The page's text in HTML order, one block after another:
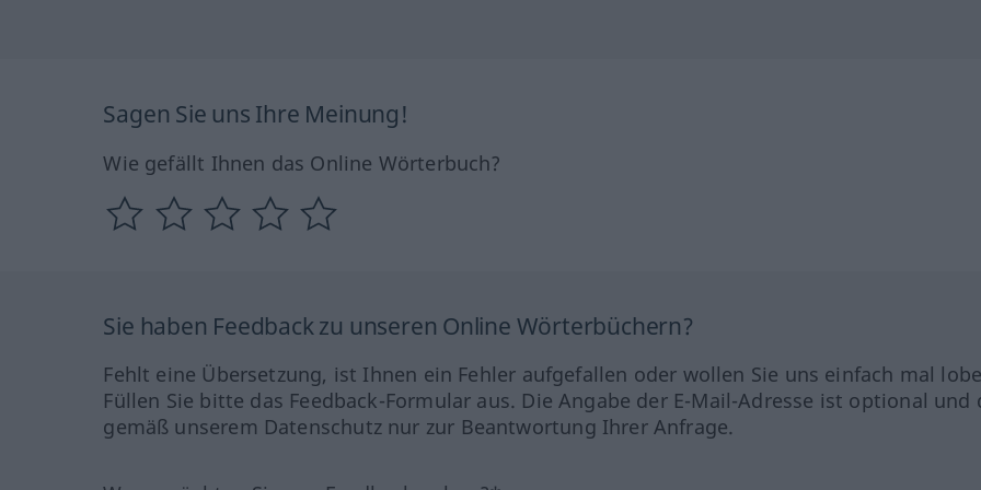
Sagen Sie uns Ihre Meinung!
Wie gefällt Ihnen das Online Wörterbuch?
Sie haben Feedback zu unseren Online Wörterbüchern?
Fehlt eine Übersetzung, ist Ihnen ein Fehler aufgefallen oder wollen Sie uns einfach mal
Füllen Sie bitte das Feedback-Formular aus. Die Angabe der E-Mail-Adresse ist optional und
gemäß unserem Datenschutz nur zur Beantwortung Ihrer Anfrage.